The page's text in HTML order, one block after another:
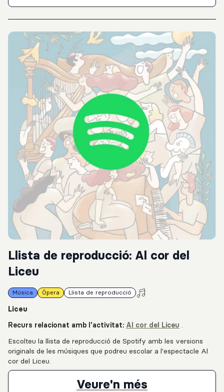
Llista de reproducció: Al cor del
Liceu
Música Òpera Llista de reproducció
Liceu
Recurs relacionat amb l'activitat: Al cor del Liceu .
Escolteu la llista de reproducció de Spotify amb les versions
originals de les músiques que podreu escolar a l'espectacle Al
cor del Liceu.
Veure'n més